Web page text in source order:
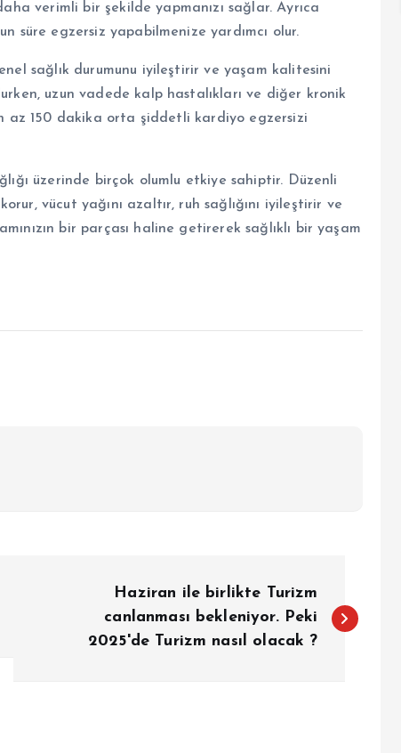
verimli bir şekilde yapmanızı sağlar. Ayrıca
süre egzersiz yapabilmenize yardımcı olur.
sağlık durumunu iyileştirir ve yaşam kalitesini
uzun vadede kalp hastalıkları ve diğer kronik
az 150 dakika orta şiddetli kardiyo egzersizi
üzerinde birçok olumlu etkiye sahiptir. Düzenli
vücut yağını azaltır, ruh sağlığını iyileştirir ve
bir parçası haline getirerek sağlıklı bir yaşam
Haziran ile birlikte Turizm
canlanması bekleniyor. Peki
2025'de Turizm nasıl olacak ?